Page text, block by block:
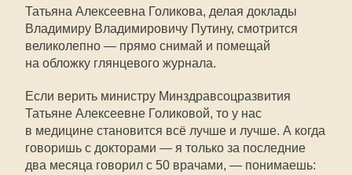
Татьяна Алексеевна Голикова, делая доклады
Владимиру Владимировичу Путину, смотрится
великолепно — прямо снимай и помещай
на обложку глянцевого журнала.
Если верить министру Минздравсоцразвития
Татьяне Алексеевне Голиковой, то у нас
в медицине становится всё лучше и лучше. А когда
говоришь с докторами — я только за последние
два месяца говорил с 50 врачами, — понимаешь: